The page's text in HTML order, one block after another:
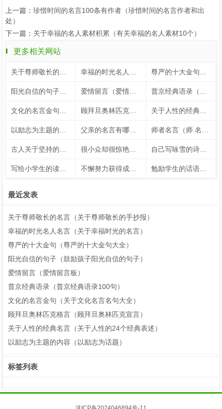
上一篇： 珍惜时间的名言100条有作者（珍惜时间的名言作者和出
处）
下一篇： 关于幸福的名人素材积累（有关幸福的名人素材10个）
更多相关网站
关于人性的经典名言（关于人性的24个经典表述）
自己写咏雪的诗句（自创咏雪的诗句大全）
勉励学生的话语（勉励学生的话语）
最近发表
关于尊师敬长的名言（关于尊师敬长的手抄报）
幸福的时光名人名言（关于幸福时光的名言）
尊严的十大金句（尊严的十大金句大全）
阳光自信的句子（鼓励孩子阳光自信的句子）
爱情留言（爱情留言板）
普京经典语录（普京经典语录100句）
文化的名言金句（关于文化名言名句大全）
顾拜旦奥林匹克格言（顾拜旦奥林匹克宣言）
关于人性的经典名言（关于人性的24个经典表述）
以励志为主题的内容（以励志为话题）
标签列表